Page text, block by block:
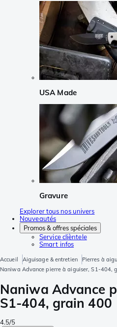
USA Made
Gravure
Explorer tous nos univers
Nouveautés
Promos & offres spéciales
Service clièntele
Smart infos
Accueil Aiguisage & entretien
Pierres à
Naniwa Advance pierre à aiguiser, S1-404,
Naniwa Advance
S1-404, grain 400
4.5/5